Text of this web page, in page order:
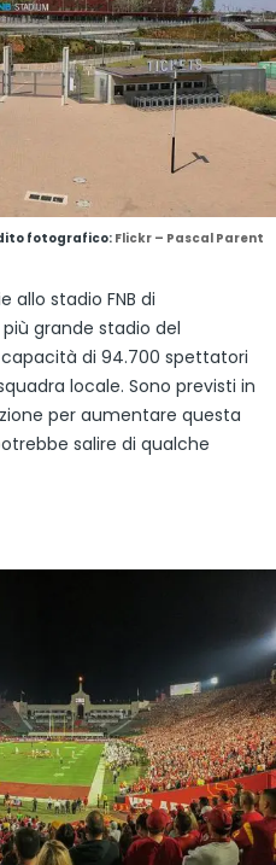
fotografico: Flickr – Pascal Parent
allo stadio FNB di
grande stadio del
di 94.700 spettatori
locale. Sono previsti in
per aumentare questa
salire di qualche